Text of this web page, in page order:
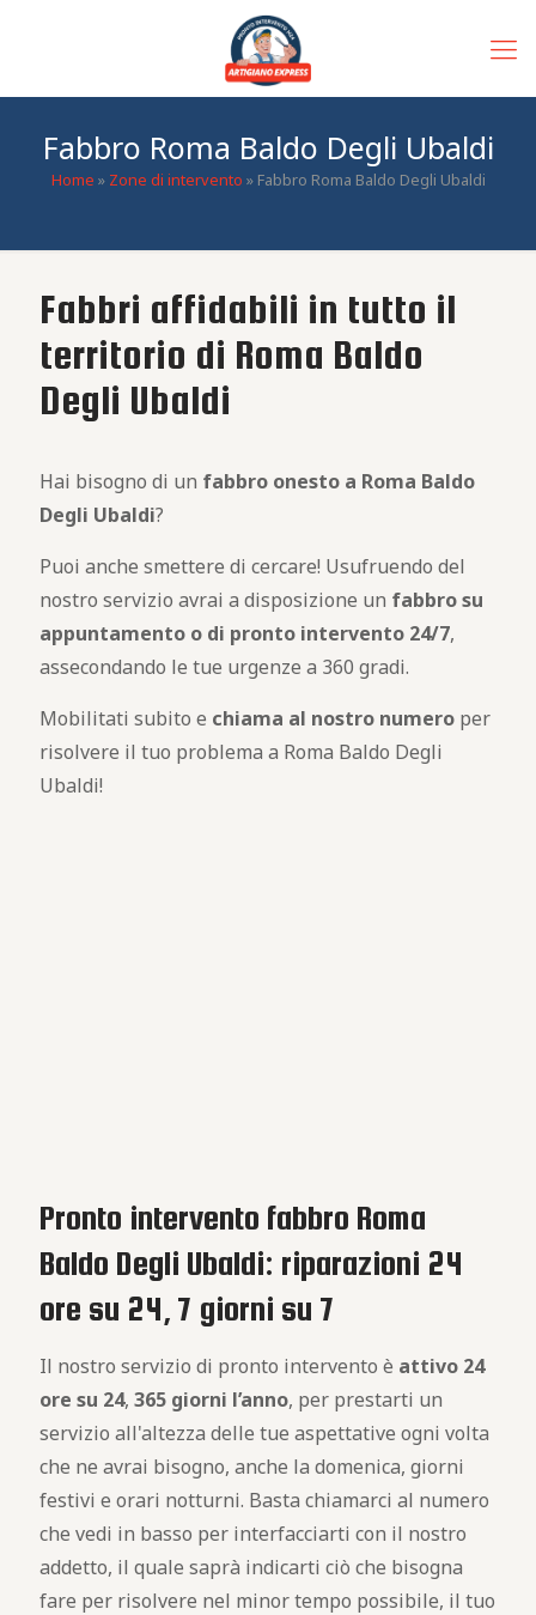
Fabbro Roma Baldo Degli Ubaldi
Home » Zone di intervento » Fabbro Roma Baldo Degli Ubaldi
Fabbri affidabili in tutto il
territorio di Roma Baldo
Degli Ubaldi
Hai bisogno di un fabbro onesto a Roma Baldo
Degli Ubaldi?
Puoi anche smettere di cercare! Usufruendo del
nostro servizio avrai a disposizione un fabbrosu
appuntamento o di pronto intervento 24/7,
assecondando le tue urgenze a 360 gradi.
Mobilitati subito e chiama al nostro numero per
risolvere il tuo problema a Roma Baldo Degli
Ubaldi!
Pronto intervento fabbro Roma
Baldo Degli Ubaldi: riparazioni 24
ore su 24, 7 giorni su 7
Il nostro servizio di pronto intervento è attivo 24
ore su 24, 365 giorni l’anno, per prestarti un
servizio all'altezza delle tue aspettative ogni volta
che ne avrai bisogno, anche la domenica, giorni
festivi e orari notturni. Basta chiamarci al numero
che vedi in basso per interfacciarti con il nostro
addetto, il quale saprà indicarti ciò che bisogna
fare per risolvere nel minor tempo possibile, il tuo